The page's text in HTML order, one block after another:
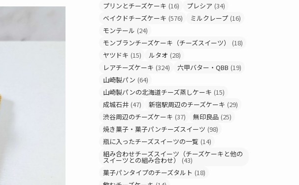
プリンとチーズケーキ (16) プレシア (34)
ベイクドチーズケーキ (576) ミルクレープ (16)
モンテール (24)
モンブランチーズケーキ（チーズスイーツ）
(18)
ヤツドキ (15) ルタオ (28)
レアチーズケーキ (324) 六甲バター・QBB (19)
山崎製パン (64)
山崎製パンの北海道チーズ蒸しケーキ (15)
成城石井 (47) 新宿駅周辺のチーズケーキ (29)
渋谷周辺のチーズケーキ (37) 無印良品 (25)
焼き菓子・菓子パンチーズスイーツ (98)
瓶に入ったチーズスイーツの一覧 (14)
組み合わせチーズスイーツ（チーズケーキと他の
スイーツとの組み合わせ）
(43)
菓子パンタイプのチーズタルト (18)